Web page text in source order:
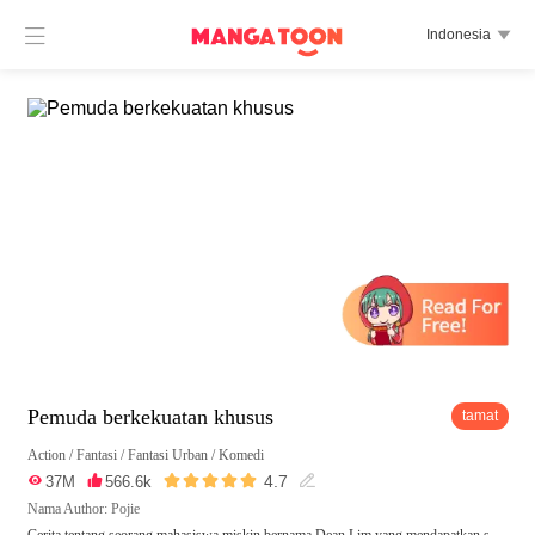
 Indonesia 
Pemuda berkekuatan khusus tamat
Action /Fantasi /Fantasi Urban /Komedi
 37M 566.6k  4.7 
Nama Author: Pojie